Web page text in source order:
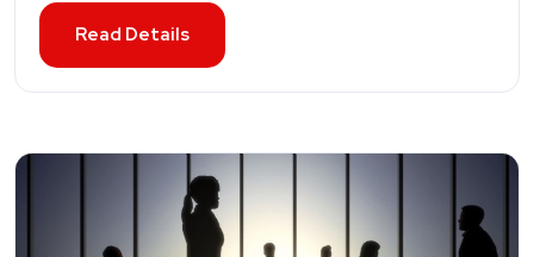
Read Details